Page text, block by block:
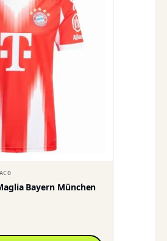
Bayern München